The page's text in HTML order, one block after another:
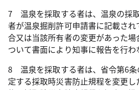
7 温泉を採取する者は、温泉の採
者が温泉掘削許可申請書に記載さ
合又は当該所有者の変更があった
ついて書面により知事に報告を行わ
8 温泉を採取する者は、省令第6条
定する採取時災害防止規程を変更